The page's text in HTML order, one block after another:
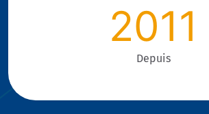
2011
Depuis